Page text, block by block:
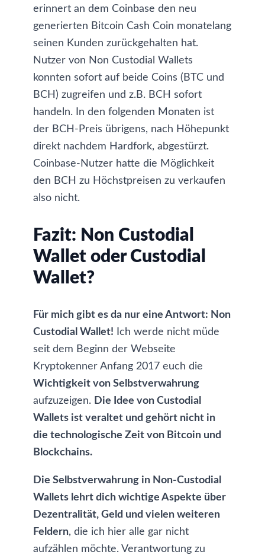
erinnert an dem Coinbase den neu
generierten Bitcoin Cash Coin monatelang
seinen Kunden zurückgehalten hat.
Nutzer von Non Custodial Wallets
konnten sofort auf beide Coins (BTC und
BCH) zugreifen und z.B. BCH sofort
handeln. In den folgenden Monaten ist
der BCH-Preis übrigens, nach Höhepunkt
direkt nachdem Hardfork, abgestürzt.
Coinbase-Nutzer hatte die Möglichkeit
den BCH zu Höchstpreisen zu verkaufen
also nicht.
Fazit: Non Custodial
Wallet oder Custodial
Wallet?
Für mich gibt es da nur eine Antwort: Non
Custodial Wallet! Ich werde nicht müde
seit dem Beginn der Webseite
Kryptokenner Anfang 2017 euch die
Wichtigkeit von Selbstverwahrung
aufzuzeigen. Die Idee von Custodial
Wallets ist veraltet und gehört nicht in
die technologische Zeit von Bitcoin und
Blockchains.
Die Selbstverwahrung in Non-Custodial
Wallets lehrt dich wichtige Aspekte über
Dezentralität, Geld und vielen weiteren
Feldern, die ich hier alle gar nicht
aufzählen möchte. Verantwortung zu